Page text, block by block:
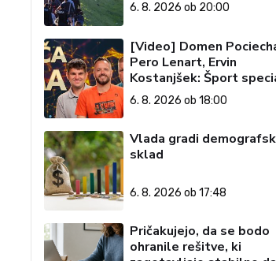
6. 8. 2026 ob 20:00
[Video] Domen
Pero Lenart, Ervin
Kostanjšek: Šport
(Vroča tema, 6. 8. 2026)
6. 8. 2026 ob 18:00
Vlada gradi
sklad
6. 8. 2026 ob 17:48
Pričakujejo, da se bodo
ohranile rešitve, ki